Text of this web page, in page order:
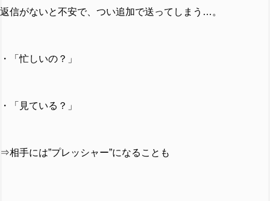
返信がないと不安で、つい追加で送ってしまう…。
・「忙しいの？」
・「見ている？」
⇒相手には”プレッシャー”になることも